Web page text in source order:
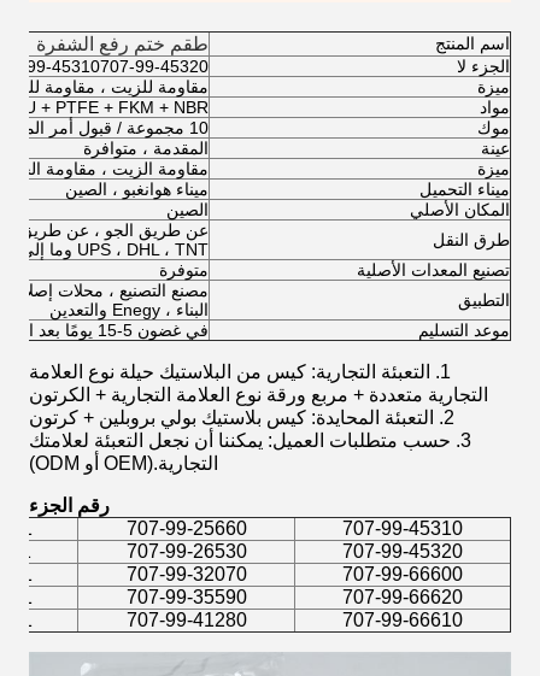
اسم المنتج طقم ختم رفع الشفرة
الجزء لا
99-45310707-99-45320
ميزة
مقاومة للزيت ، مقاومة
مواد
PU + PTFE + FKM + NBR
موك
10 مجموعة / قبول أمر المحاكمة
عينة
المقدمة ، متوافرة
ميزة
مقاومة الزيت ، مقاومة
ميناء التحميل
ميناء هوانغبو ، الصين
المكان الأصلي
الصين
طرق النقل
UPS ، DHL ، TNT وما إلى ذلك)
تصنيع المعدات الأصلية
متوفرة
التطبيق
مصنع التصنيع ، محلات إصلاح
البناء ، Enegy والتعدين
موعد التسليم
في غضون 5-15 يومًا بعد الحصول على فضلاتك
1. التعبئة التجارية: كيس من البلاستيك حيلة نوع العلامة
التجارية متعددة + مربع ورقة نوع العلامة التجارية + الكرتون
2. التعبئة المحايدة: كيس بلاستيك بولي بروبلين + كرتون
3. حسب متطلبات العميل: يمكننا أن نجعل التعبئة لعلامتك
التجارية.(OEM أو ODM)
رقم الجزء
707-99-45310
707-99-25660
707-99-45320
707-99-26530
707-99-66600
707-99-32070
707-99-66620
707-99-35590
707-99-66610
707-99-41280